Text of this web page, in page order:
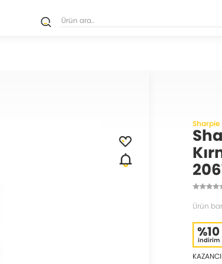
Sharpie
Ürün
%10
indirim